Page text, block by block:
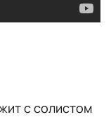
с солистом